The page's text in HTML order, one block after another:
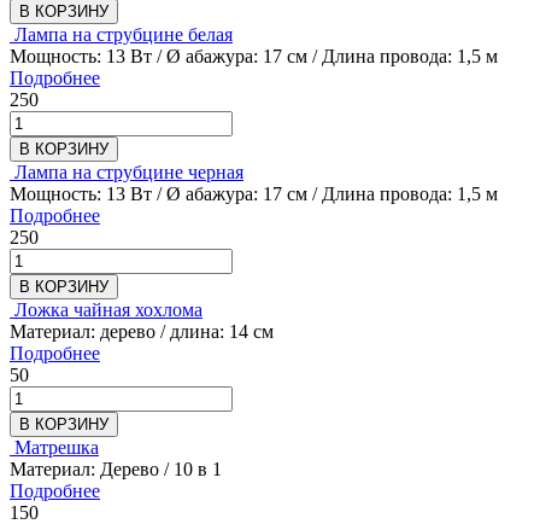
В КОРЗИНУ
Лампа на струбцине белая
Мощность: 13 Вт / Ø абажура: 17 см / Длина провода: 1,5 м
Подробнее
250
В КОРЗИНУ
Лампа на струбцине черная
Мощность: 13 Вт / Ø абажура: 17 см / Длина провода: 1,5 м
Подробнее
250
В КОРЗИНУ
Ложка чайная хохлома
Материал: дерево / длина: 14 см
Подробнее
50
В КОРЗИНУ
Матрешка
Материал: Дерево / 10 в 1
Подробнее
150